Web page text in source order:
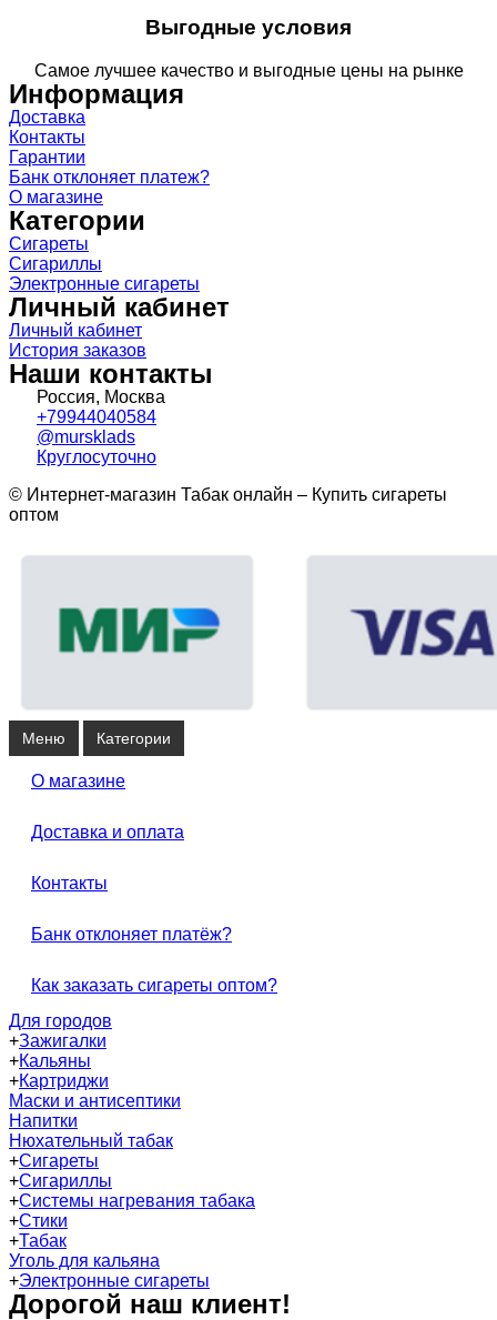
Выгодные условия
Самое лучшее качество и выгодные цены на рынке
Информация
Доставка
Контакты
Гарантии
Банк отклоняет платеж?
О магазине
Категории
Сигареты
Сигариллы
Электронные сигареты
Личный кабинет
Личный кабинет
История заказов
Наши контакты
Россия, Москва
+79944040584
@mursklads
Круглосуточно
© Интернет-магазин Табак онлайн – Купить сигареты
оптом
Меню Категории
О магазине
Доставка и оплата
Контакты
Банк отклоняет платёж?
Как заказать сигареты оптом?
Для городов
+Зажигалки
+Кальяны
+Картриджи
Маски и антисептики
Напитки
Нюхательный табак
+Сигареты
+Сигариллы
+Системы нагревания табака
+Стики
+Табак
Уголь для кальяна
+Электронные сигареты
Дорогой наш клиент!